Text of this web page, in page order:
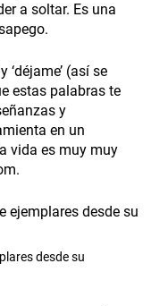
a soltar. Es una
‘déjame’ (así se
estas palabras te
y
en un
vida es muy muy
desde su